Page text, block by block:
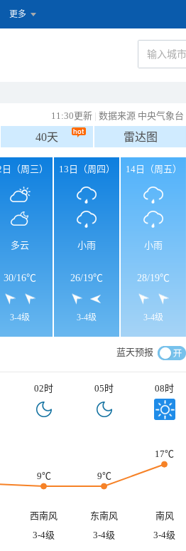
更多
11:30更新 | 数据来源 中央气象台
40天 雷达图
日（周三）
多云
30/16℃
3-4级
13日（周四）
小雨
26/19℃
3-4级
14日（周五）
小雨
28/19℃
3-4级
蓝天预报
02时 05时 08时
9℃ 9℃
17℃
西南风 东南风
南风
3-4级 3-4级 3-4级